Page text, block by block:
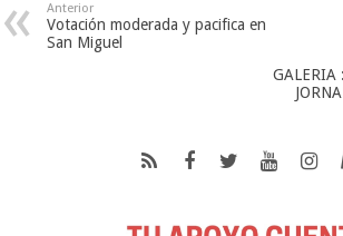
Anterior
Votación moderada y pacifica en
San Miguel
GALERIA